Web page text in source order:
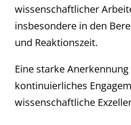
wissenschaftlicher
insbesondere in den
und Reaktionszeit.
Eine starke
kontinuierliches
wissenschaftliche